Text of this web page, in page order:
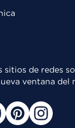
sitios de redes
ventana del